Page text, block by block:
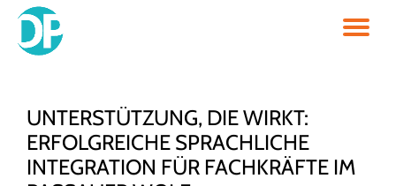
Skip
UNTERSTÜTZUNG, DIE WIRKT:
ERFOLGREICHE SPRACHLICHE
INTEGRATION FÜR FACHKRÄFTE IM